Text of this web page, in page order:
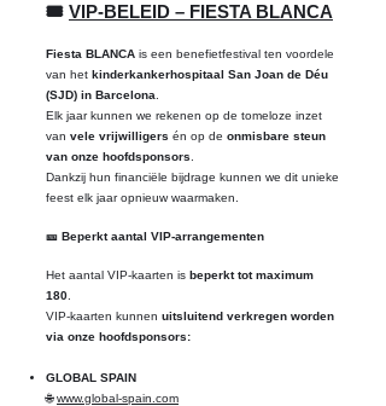
🎟 VIP-BELEID – FIESTA BLANCA
Fiesta BLANCA is een benefietfestival ten voordele
van het kinderkankerhospitaal San Joan de Déu
(SJD) in Barcelona
Elk jaar kunnen we rekenen op de tomeloze inzet
van vele vrijwilligers én op de onmisbare steun
van onze hoofdsponsors
Dankzij hun financiële bijdrage kunnen we dit unieke
feest elk jaar opnieuw waarmaken.
🎫 Beperkt aantal VIP-arrangementen
Het aantal VIP-kaarten is beperkt tot maximum
180
VIP-kaarten kunnen uitsluitend verkregen worden
via onze hoofdsponsors:
GLOBAL SPAIN
🌐www.global-spain.com